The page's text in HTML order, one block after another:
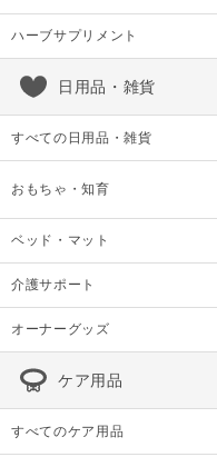
ハーブサプリメント
日用品・雑貨
すべての日用品・雑貨
おもちゃ・知育
ベッド・マット
介護サポート
オーナーグッズ
ケア用品
すべてのケア用品